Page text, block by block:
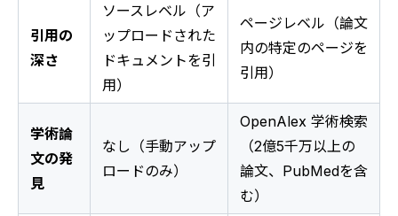
引用の
深さ
ソースレベル（ア
ップロードされた
ドキュメントを引
用）
ページレベル（論文
内の特定のページを
引用）
学術論
文の発
見
なし（手動アップ
ロードのみ）
OpenAlex 学術検索
（2億5千万以上の
論文、PubMedを含
む）